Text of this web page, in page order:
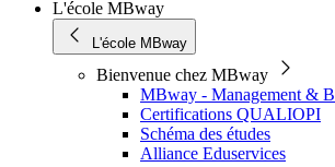
L'école MBway
L'école MBway
Bienvenue chez MBway
MBway - Management &
Certifications QUALIOPI
Schéma des études
Alliance Eduservices